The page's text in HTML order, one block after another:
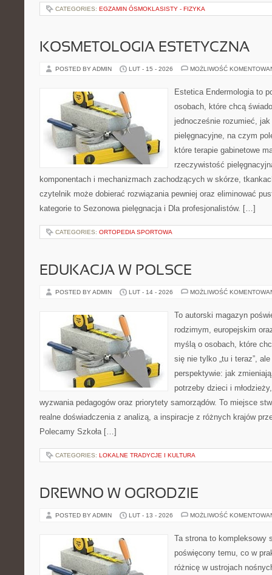
CATEGORIES: EGZAMIN ÓSMOKLASISTY - FIZYKA
KOSMETOLOGIA ESTETYCZNA
POSTED BY ADMIN LUT - 15 - 2026 MOŻLIWOŚĆ
Estetica Endermologia to
osobach, które chcą
jednocześnie rozumieć, jak
pielęgnacyjne, na czym
które terapie gabinetowe
rzeczywistość
komponentach i mechanizmach zachodzących w skórze,
czytelnik może dobierać rozwiązania pewniej oraz eliminować
kategorie to Sezonowa pielęgnacja i Dla profesjonalistów. […]
CATEGORIES: ORTOPEDIA SPORTOWA
EDUKACJA W POLSCE
POSTED BY ADMIN LUT - 14 - 2026 MOŻLIWOŚĆ
To autorski magazyn
rodzimym, europejskim
myślą o osobach, które
się nie tylko „tu i teraz”,
perspektywie: jak
potrzeby dzieci i
wyzwania pedagogów oraz priorytety samorządów. To miejsce
realne doświadczenia z analizą, a inspiracje z różnych krajów
Polecamy Szkoła […]
CATEGORIES: LOKALNE TRADYCJE I KULTURA
DREWNO W OGRODZIE
POSTED BY ADMIN LUT - 13 - 2026 MOŻLIWOŚĆ
Ta strona to kompleksowy
poświęcony temu, co w
różnicę w ustrojach